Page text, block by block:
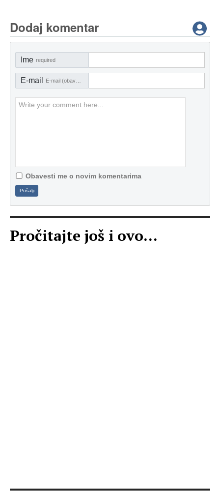
Dodaj komentar
Ime required
E-mail
Obavesti me o novim komentarima
Pošalji
Pročitajte još i ovo...